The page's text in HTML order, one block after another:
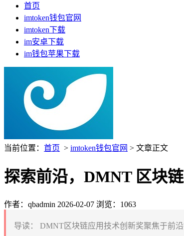
首页
imtoken钱包官网
imtoken下载
im安卓下载
im钱包苹果下载
当前位置： 首页 > imtoken钱包官网 > 文章正文
探索前沿，DMNT 区块
作者：qbadmin 2026-02-07 浏览：1063
导读：
DMNT区块链应用技术创新奖聚焦于前